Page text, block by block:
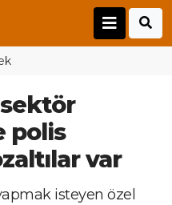
polis
var
isteyen özel